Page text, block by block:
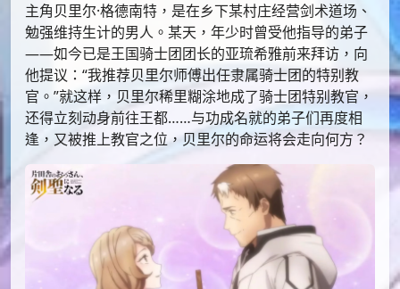
主角贝里尔·格德南特，是在乡下某村庄经营剑术道场、
勉强维持生计的男人。某天，年少时曾受他指导的弟子
——如今已是王国骑士团团长的亚琉希雅前来拜访，向
他提议：“我推荐贝里尔师傅出任隶属骑士团的特别教
官。”就这样，贝里尔稀里糊涂地成了骑士团特别教官，
还得立刻动身前往王都……与功成名就的弟子们再度相
逢，又被推上教官之位，贝里尔的命运将会走向何方？